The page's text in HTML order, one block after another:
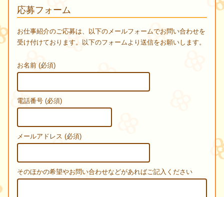
応募フォーム
お仕事紹介のご応募は、以下のメールフォームでお問い合わせを
受け付けております。以下のフォームより送信をお願いします。
お名前 (必須)
電話番号 (必須)
メールアドレス (必須)
そのほかの希望やお問い合わせなどがあればご記入ください